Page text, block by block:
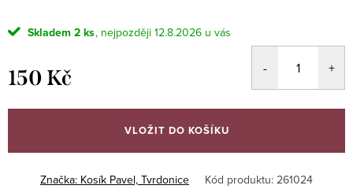
Skladem 2 ks 12.8.2026
150 Kč
cena:
VLOŽIT DO KOŠÍKU
Značka: Kosík Pavel, Tvrdonice Kód produktu: 261024